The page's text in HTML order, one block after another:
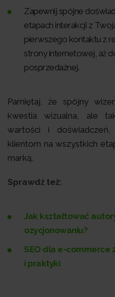
Zapewnij spójne
etapach interakcji z
pierwszego kontaktu z
strony internetowej, aż
posprzedażnej.
Pamiętaj, że spójny
kwestia wizualna, ale
wartości i
klientom na wszystkich
marką.
Sprawdź też:
Jak kształtować
ozycjonowaniu?
SEO dla e-commerce
i praktyki